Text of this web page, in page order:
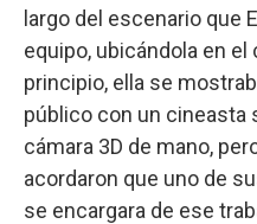
largo del escenario que
equipo, ubicándola en el
principio, ella se
público con un cineasta
cámara 3D de mano,
acordaron que uno de
se encargara de ese